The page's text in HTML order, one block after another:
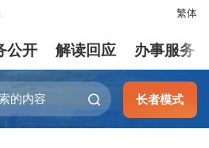
繁体
公开 解读回应 办事服务
长者模式